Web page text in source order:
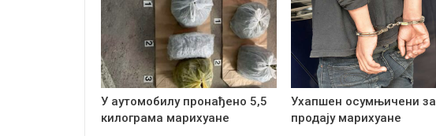
У аутомобилу пронађено 5,5
килограма марихуане
Ухапшен осумњичени за
продају марихуане